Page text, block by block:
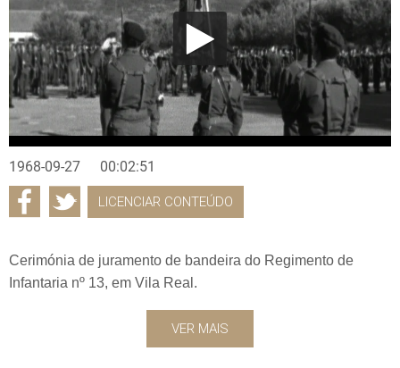
1968-09-27 00:02:51
LICENCIAR CONTEÚDO
Cerimónia de juramento de bandeira do Regimento de
Infantaria nº 13, em Vila Real.
VER MAIS